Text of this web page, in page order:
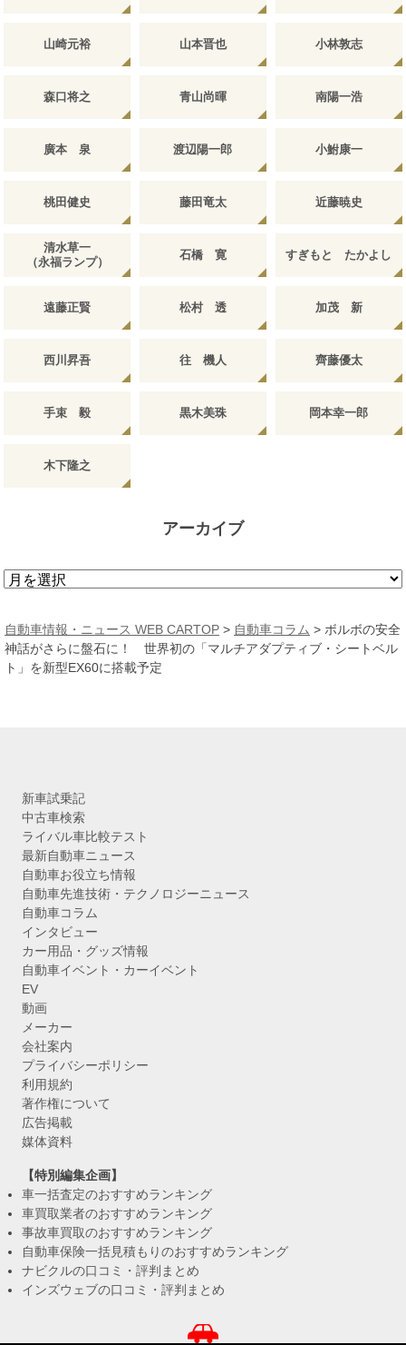
山崎元裕 山本晋也 小林敦志
森口将之 青山尚暉 南陽一浩
廣本 泉 渡辺陽一郎 小鮒康一
桃田健史 藤田竜太 近藤暁史
清水草一
（永福ランプ）
石橋 寛 すぎもと たかよし
遠藤正賢 松村 透 加茂 新
西川昇吾 往 機人 齊藤優太
手束 毅 黒木美珠 岡本幸一郎
木下隆之
アーカイブ
ア
カ
イ
ブ
自動車情報・ニュース WEB CARTOP > 自動車コラム > ボルボの安全
神話がさらに盤石に！ 世界初の「マルチアダプティブ・シートベル
ト」を新型EX60に搭載予定
新車試乗記
中古車検索
ライバル車比較テスト
最新自動車ニュース
自動車お役立ち情報
自動車先進技術・テクノロジーニュース
自動車コラム
インタビュー
カー用品・グッズ情報
自動車イベント・カーイベント
EV
動画
メーカー
会社案内
プライバシーポリシー
利用規約
著作権について
広告掲載
媒体資料
【特別編集企画】
車一括査定のおすすめランキング
車買取業者のおすすめランキング
事故車買取のおすすめランキング
自動車保険一括見積もりのおすすめランキング
ナビクルの口コミ・評判まとめ
インズウェブの口コミ・評判まとめ